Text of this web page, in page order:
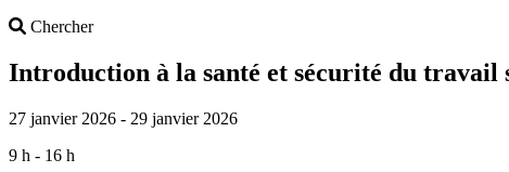
ChercherSearch
Introduction à la santé et sécurité du
27 janvier 2026 - 29 janvier 2026
9 h - 16 h